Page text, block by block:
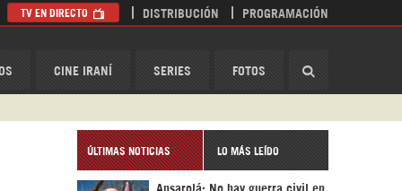
CINE IRANÍ SERIES FOTOS
TV EN DIRECTO DISTRIBUCIÓN PROGRAMACIÓN
ÚLTIMAS NOTICIAS LO MÁS LEÍDO
Ansarolá: No hay guerra civil en